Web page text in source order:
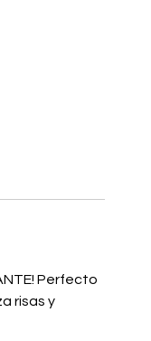
Perfecto
risas y